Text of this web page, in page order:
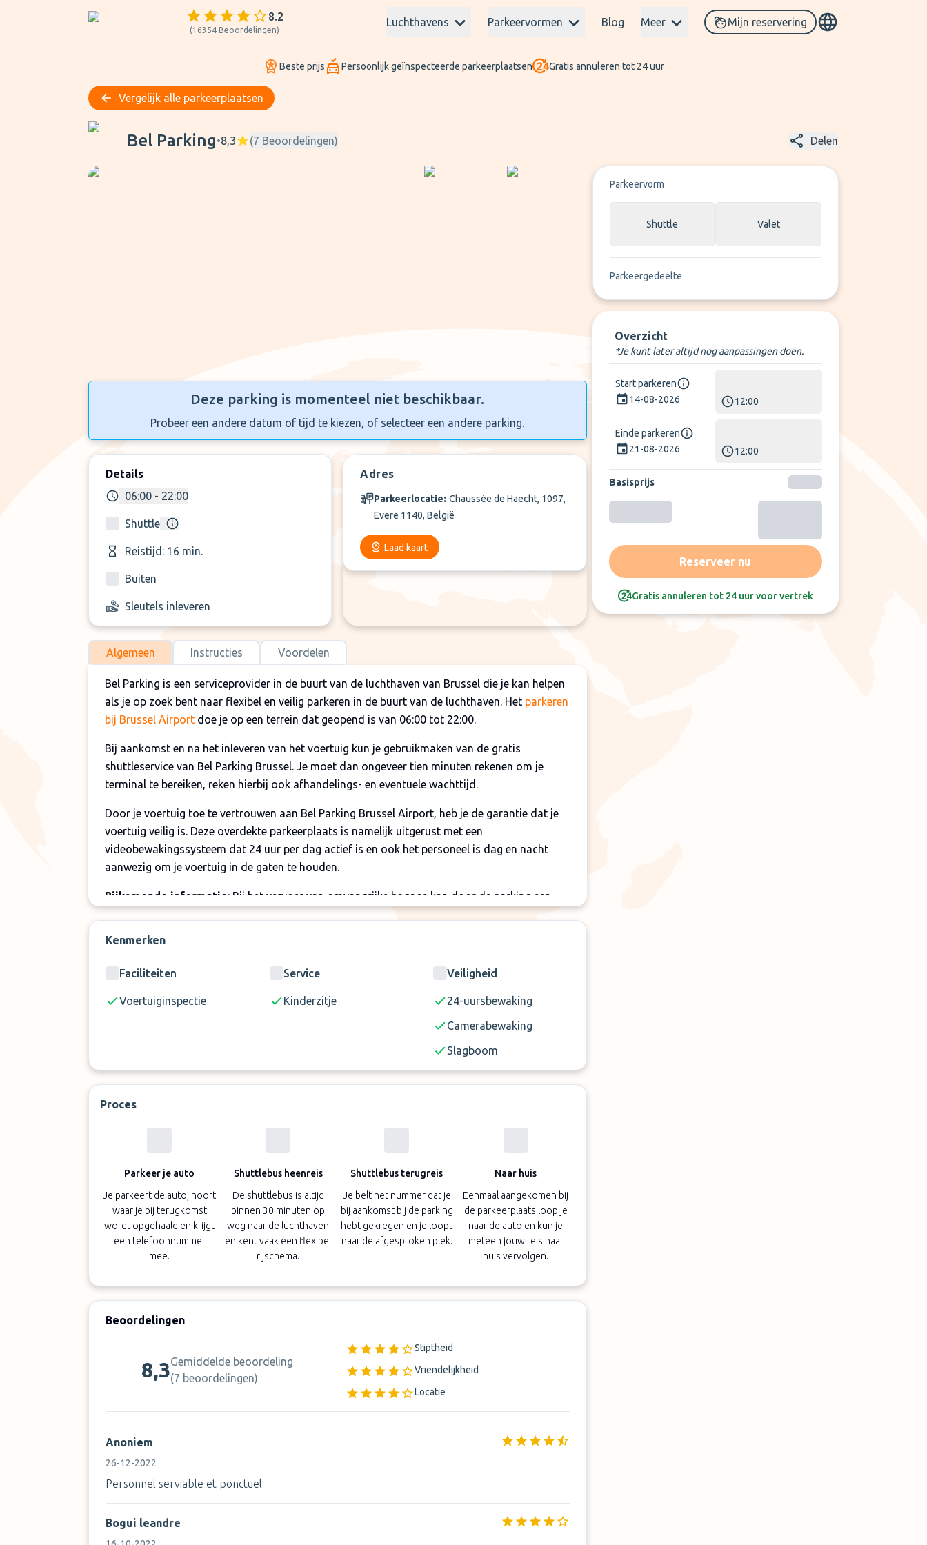
8.2
(16354 Beoordelingen)
Luchthavens Parkeervormen Blog Meer Mijn reservering
Beste prijs Persoonlijk geïnspecteerde parkeerplaatsen Gratis annuleren tot 24 uur
Vergelijk alle parkeerplaatsen
Bel Parking
Bel Parking•8,3 (7 Beoordelingen) Delen
Deze parking is momenteel niet beschikbaar.
Probeer een andere datum of tijd te kiezen, of selecteer een andere parking.
Details
06:00 - 22:00
Shuttle
Reistijd: 16 min.
Buiten
Sleutels inleveren
Adres
Parkeerlocatie: Chaussée de Haecht, 1097,
Evere 1140, België
Laad kaart
Algemeen Instructies Voordelen
Bel Parking is een serviceprovider in de buurt van de luchthaven van Brussel die je kan helpen
als je op zoek bent naar flexibel en veilig parkeren in de buurt van de luchthaven. Het parkeren
bij Brussel Airport doe je op een terrein dat geopend is van 06:00 tot 22:00.
Bij aankomst en na het inleveren van het voertuig kun je gebruikmaken van de gratis
shuttleservice van Bel Parking Brussel. Je moet dan ongeveer tien minuten rekenen om je
terminal te bereiken, reken hierbij ook afhandelings- en eventuele wachttijd.
Door je voertuig toe te vertrouwen aan Bel Parking Brussel Airport, heb je de garantie dat je
voertuig veilig is. Deze overdekte parkeerplaats is namelijk uitgerust met een
videobewakingssysteem dat 24 uur per dag actief is en ook het personeel is dag en nacht
aanwezig om je voertuig in de gaten te houden.
Bijkomende informatie: Bij het vervoer van omvangrijke bagage kan door de parking een
toeslag van € 10 gevraagd worden. Deze dient ter plekke betaald te worden.
Kenmerken
Faciliteiten
Voertuiginspectie
Service
Kinderzitje
Veiligheid
24-uursbewaking
Camerabewaking
Slagboom
Proces
Parkeer je auto
Je parkeert de auto, hoort
waar je bij terugkomst
wordt opgehaald en krijgt
een telefoonnummer
mee.
Shuttlebus heenreis
De shuttlebus is altijd
binnen 30 minuten op
weg naar de luchthaven
en kent vaak een flexibel
rijschema.
Shuttlebus terugreis
Je belt het nummer dat je
bij aankomst bij de parking
hebt gekregen en je loopt
naar de afgesproken plek.
Naar huis
Eenmaal aangekomen bij
de parkeerplaats loop je
naar de auto en kun je
meteen jouw reis naar
huis vervolgen.
Beoordelingen
8,3Gemiddelde beoordeling
(7 beoordelingen)
Stiptheid
Vriendelijkheid
Locatie
Anoniem
26-12-2022
Personnel serviable et ponctuel
Bogui leandre
Parkeervorm
Shuttle Valet
Parkeergedeelte
Overzicht
*Je kunt later altijd nog aanpassingen doen.
Start parkeren
14-08-2026
12:00
Einde parkeren
21-08-2026
12:00
Basisprijs
Reserveer nu
Gratis annuleren tot 24 uur voor vertrek